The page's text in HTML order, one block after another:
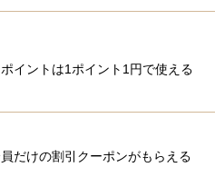
イントは1ポイント1円で使える
だけの割引クーポンがもらえる